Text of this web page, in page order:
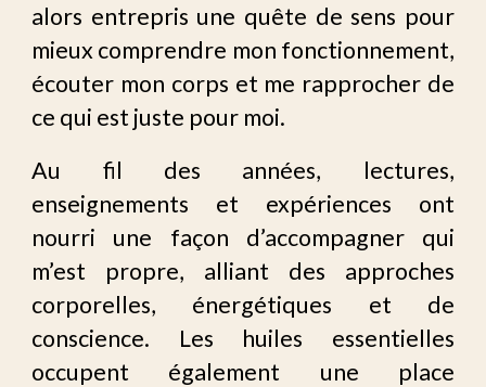
alors entrepris une quête de sens pour
mieux comprendre mon fonctionnement,
écouter mon corps et me rapprocher de
ce qui est juste pour moi.
Au fil des années, lectures,
enseignements et expériences ont
nourri une façon d’accompagner qui
m’est propre, alliant des approches
corporelles, énergétiques et de
conscience. Les huiles essentielles
occupent également une place